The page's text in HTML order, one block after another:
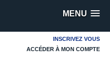
MENU
INSCRIVEZ VOUS
ACCÉDER À MON COMPTE